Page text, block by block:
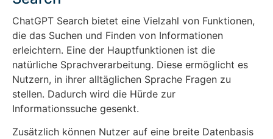
ChatGPT Search bietet eine Vielzahl von Funktionen,
die das Suchen und Finden von Informationen
erleichtern. Eine der Hauptfunktionen ist die
natürliche Sprachverarbeitung. Diese ermöglicht es
Nutzern, in ihrer alltäglichen Sprache Fragen zu
stellen. Dadurch wird die Hürde zur
Informationssuche gesenkt.
Zusätzlich können Nutzer auf eine breite Datenbasis